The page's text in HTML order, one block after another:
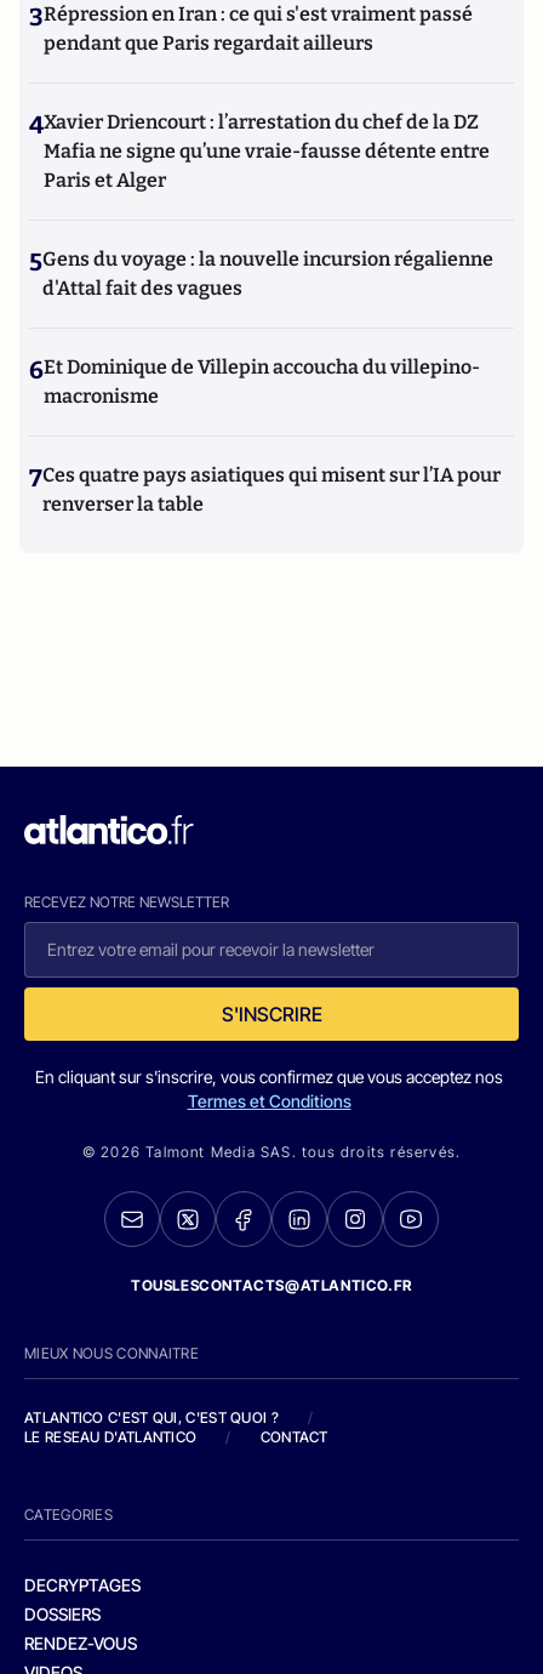
3Répression en Iran : ce qui s'est vraiment passé
pendant que Paris regardait ailleurs
4Xavier Driencourt : l’arrestation du chef de la DZ
Mafia ne signe qu’une vraie-fausse détente entre
Paris et Alger
5Gens du voyage : la nouvelle incursion régalienne
d'Attal fait des vagues
6Et Dominique de Villepin accoucha du villepino-
macronisme
7Ces quatre pays asiatiques qui misent sur l’IA pour
renverser la table
RECEVEZ NOTRE NEWSLETTER
S'INSCRIRE
En cliquant sur s'inscrire, vous confirmez que vous acceptez nos
Termes et Conditions
© 2026 Talmont Media SAS. tous droits réservés.
TOUSLESCONTACTS@ATLANTICO.FR
MIEUX NOUS CONNAITRE
ATLANTICO C'EST QUI, C'EST QUOI ?
/
LE RESEAU D'ATLANTICO
/ CONTACT
CATEGORIES
DECRYPTAGES
DOSSIERS
RENDEZ-VOUS